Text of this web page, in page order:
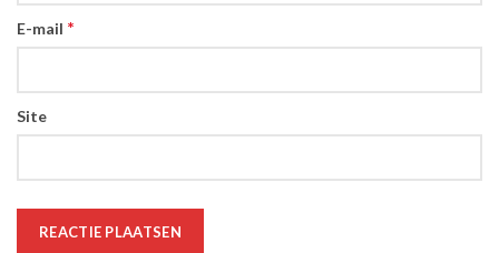
E-mail *
Site